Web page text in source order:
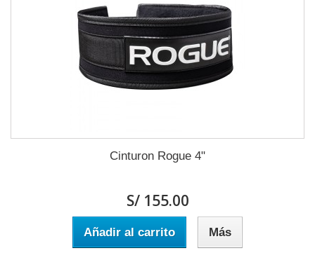
Cinturon Rogue 4"
S/ 155.00
Añadir al carrito Más